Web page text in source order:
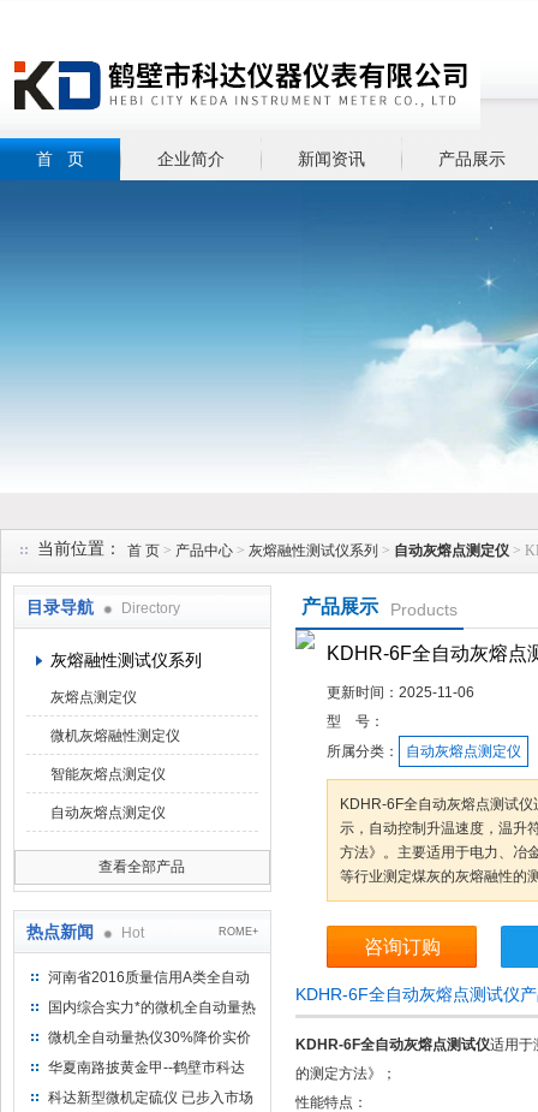
首 页 企业简介 新闻资讯 产品展示
当前位置： 首 页 > 产品中心 > 灰熔融性测试仪系列 > 自动灰熔点测定仪 >
目录导航 Directory
灰熔融性测试仪系列
灰熔点测定仪
微机灰熔融性测定仪
智能灰熔点测定仪
自动灰熔点测定仪
查看全部产品
热点新闻 Hot ROME+
河南省2016质量信用A类全自动
量热仪
国内综合实力*的微机全自动量热
仪制造企业
微机全自动量热仪30%降价实价
出售
华夏南路披黄金甲--鹤壁市科达
仪器仪表有限公司
科达新型微机定硫仪 已步入市场
产品展示 Products
KDHR-6F全自动灰熔点
更新时间： 2025-11-06
型 号：
所属分类：
自动灰熔点测定仪
KDHR-6F全自动灰熔点测试
示，自动控制升温速度，温升
方法》。主要适用于电力、冶
等行业测定煤灰的灰熔融性的
咨询订购
KDHR-6F全自动灰熔点测试仪
KDHR-6F全自动灰熔点测试仪适用于
的测定方法》；
性能特点：